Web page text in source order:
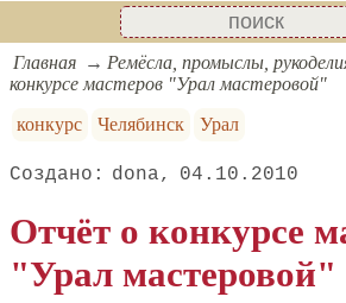
Главная Ремёсла, промыслы,
конкурсе мастеров "Урал мастеровой"
конкурс
Челябинск Урал
dona 04.10.2010
Отчёт о конкурсе
"Урал мастеровой"